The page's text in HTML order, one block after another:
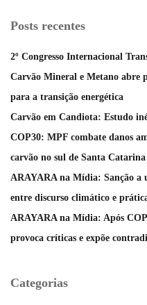
Posts recentes
2º Congresso Internacional
Carvão Mineral e Metano abre
para a transição energética
Carvão em Candiota: Estudo
COP30: MPF combate danos
carvão no sul de Santa Catarina
ARAYARA na Mídia: Sanção a
entre discurso climático e
ARAYARA na Mídia: Após
provoca críticas e expõe
Categorias